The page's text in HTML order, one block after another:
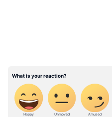
പ്രസാദ് പുറത്തിറക്കിയ